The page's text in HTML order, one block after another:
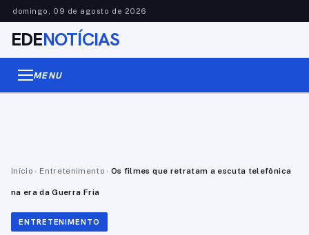
domingo, 09 de agosto de 2026
EDENOTÍCIAS
MENU
Início › Entretenimento › Os filmes que retratam a escuta telefônica
na era da Guerra Fria
ENTRETENIMENTO